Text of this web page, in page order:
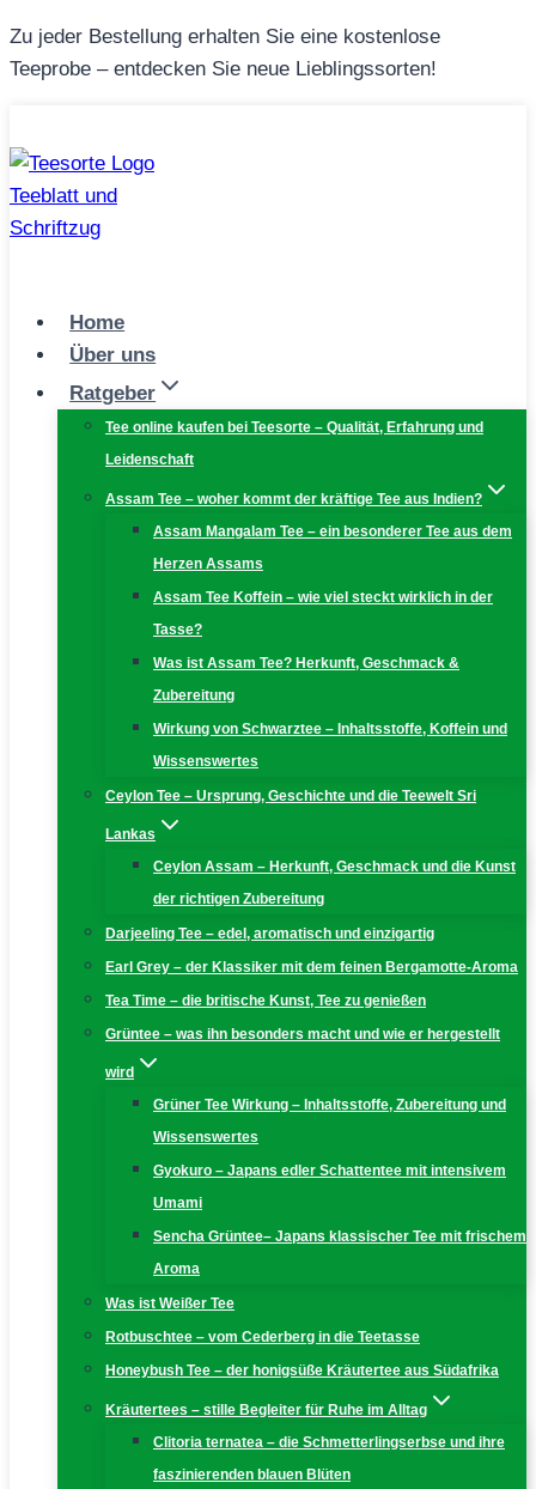
Zum
Inhalt
Zu jeder Bestellung erhalten Sie eine kostenlose
Teeprobe – entdecken Sie neue Lieblingssorten!
Home
Über uns
Ratgeber
Tee online kaufen bei Teesorte – Qualität, Erfahrung und
Leidenschaft
Assam Tee – woher kommt der kräftige Tee aus Indien?
Assam Mangalam Tee – ein besonderer Tee aus dem
Herzen Assams
Assam Tee Koffein – wie viel steckt wirklich in der
Tasse?
Was ist Assam Tee? Herkunft, Geschmack &
Zubereitung
Wirkung von Schwarztee – Inhaltsstoffe, Koffein und
Wissenswertes
Ceylon Tee – Ursprung, Geschichte und die Teewelt Sri
Lankas
Ceylon Assam – Herkunft, Geschmack und die Kunst
der richtigen Zubereitung
Darjeeling Tee – edel, aromatisch und einzigartig
Earl Grey – der Klassiker mit dem feinen Bergamotte-Aroma
Tea Time – die britische Kunst, Tee zu genießen
Grüntee – was ihn besonders macht und wie er hergestellt
wird
Grüner Tee Wirkung – Inhaltsstoffe, Zubereitung und
Wissenswertes
Gyokuro – Japans edler Schattentee mit intensivem
Umami
Sencha Grüntee– Japans klassischer Tee mit frischem
Aroma
Was ist Weißer Tee
Rotbuschtee – vom Cederberg in die Teetasse
Honeybush Tee – der honigsüße Kräutertee aus Südafrika
Kräutertees – stille Begleiter für Ruhe im Alltag
Clitoria ternatea – die Schmetterlingserbse und ihre
faszinierenden blauen Blüten